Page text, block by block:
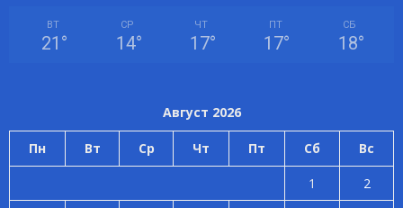
ВТ
21 °
СР
14°
ЧТ
17°
ПТ
17°
СБ
18°
Август 2026
Пн Вт Ср Чт Пт Сб Вс
1
2